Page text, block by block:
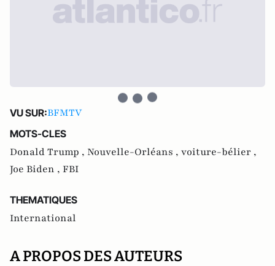
VU SUR:BFMTV
MOTS-CLES
Donald Trump , Nouvelle-Orléans , voiture-bélier ,
Joe Biden , FBI
THEMATIQUES
International
A PROPOS DES AUTEURS